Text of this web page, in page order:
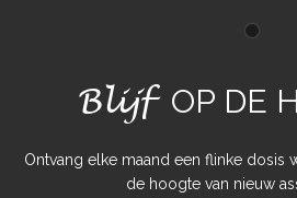
Blijf OP DE
Ontvang elke maand een flinke dosis
de hoogte van nieuw